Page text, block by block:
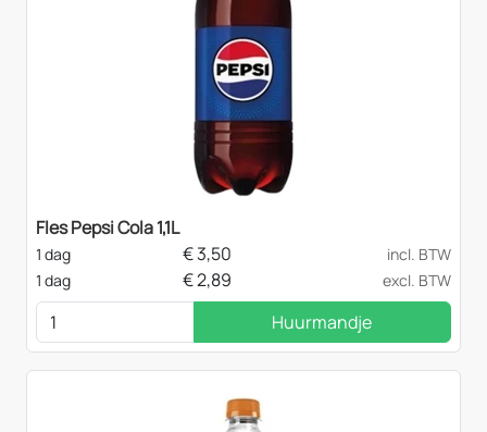
Fles Pepsi Cola 1,1L
1 dag €3,50
incl. BTW
1 dag
€2,89 excl. BTW
Huurmandje